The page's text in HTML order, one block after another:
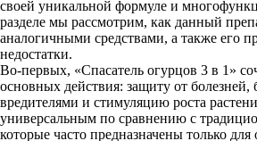
своей уникальной формуле и
разделе мы рассмотрим, как данный
аналогичными средствами, а также его
недостатки.
Во-первых, «Спасатель огурцов 3 в 1»
основных действия: защиту от болезней,
вредителями и стимуляцию роста
универсальным по сравнению с
которые часто предназначены только для